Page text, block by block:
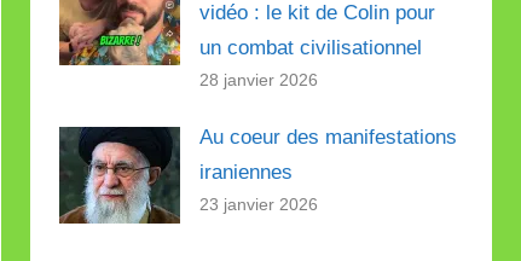
vidéo : le kit de Colin pour
un combat civilisationnel
28 janvier 2026
Au coeur des manifestations
iraniennes
23 janvier 2026